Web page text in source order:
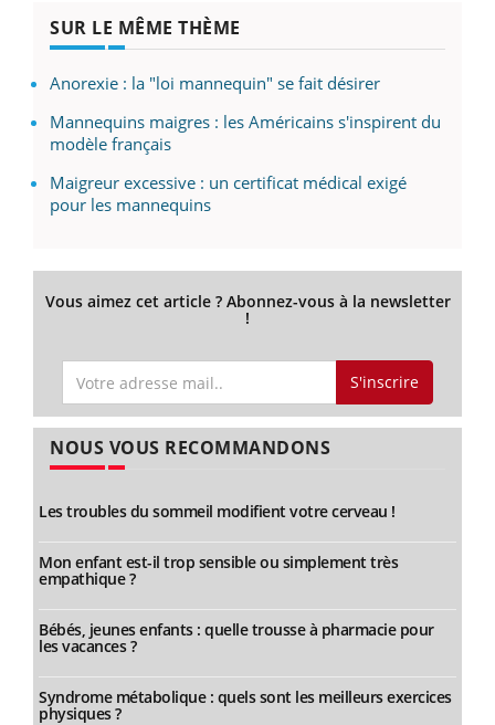
SUR LE MÊME THÈME
Anorexie : la "loi mannequin" se fait désirer
Mannequins maigres : les Américains s'inspirent du
modèle français
Maigreur excessive : un certificat médical exigé
pour les mannequins
Vous aimez cet article ? Abonnez-vous à la newsletter
!
S'inscrire
NOUS VOUS RECOMMANDONS
Les troubles du sommeil modifient votre cerveau !
Mon enfant est-il trop sensible ou simplement très
empathique ?
Bébés, jeunes enfants : quelle trousse à pharmacie pour
les vacances ?
Syndrome métabolique : quels sont les meilleurs exercices
physiques ?